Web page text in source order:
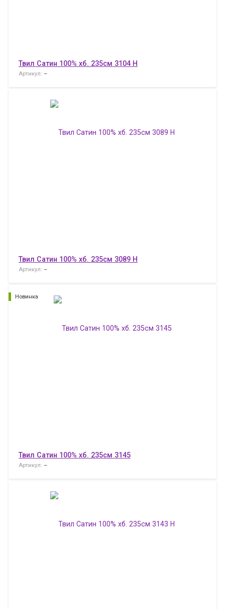
Твил Сатин 100% хб. 235см 3104 H
Артикул: –
Твил Сатин 100% хб. 235см 3089 H
Артикул: –
Новинка
Твил Сатин 100% хб. 235см 3145
Артикул: –